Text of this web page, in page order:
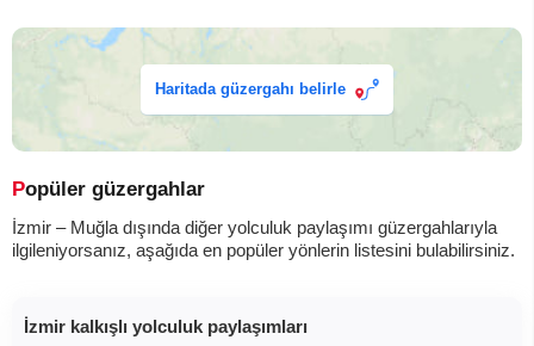
Haritada güzergahı belirle
Popüler güzergahlar
İzmir – Muğla dışında diğer yolculuk paylaşımı güzergahlarıyla
ilgileniyorsanız, aşağıda en popüler yönlerin listesini bulabilirsiniz.
İzmir kalkışlı yolculuk paylaşımları